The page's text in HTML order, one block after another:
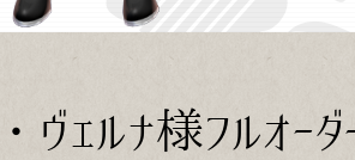
ヴェルナ様フルオーダ